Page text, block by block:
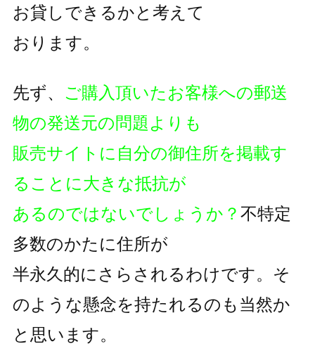
お貸しできるかと考えて
おります。
先ず、 ご購入頂いたお客様への郵送
物の発送元の問題よりも
販売サイトに自分の御住所を掲載す
ることに大きな抵抗が
あるのではないでしょうか？ 不特定
多数のかたに住所が
半永久的にさらされるわけです。そ
のような懸念を持たれるのも 当然か
と思います。